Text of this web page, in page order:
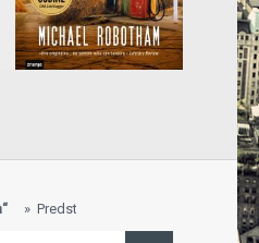
Predstavljena knjiga „Will Wilder: